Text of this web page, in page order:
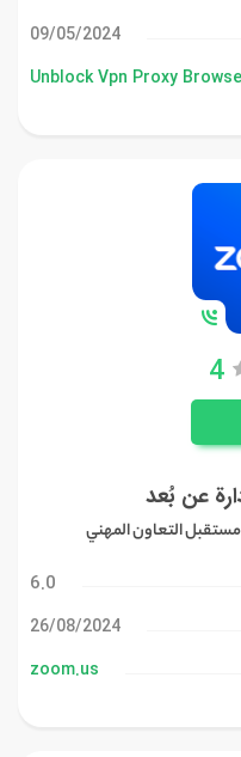
09/05/2024
Unblock Vpn Proxy
4
عن بُعد
التعاون المهني
6.0
26/08/2024
zoom.us